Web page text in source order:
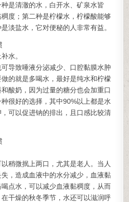
是清澈的水，白开水、矿泉水皆
度；第二种是柠檬水，柠檬酸能够
淡盐水，它对便秘的人非常有益。
水。
导致唾液分泌减少、口腔黏膜水肿
的就是多喝水，最好是纯水和柠檬
酸奶，因为过量的糖分也会加重口
很好的选择，其中90%以上都是水
可以促进钠的排出，且口感比较清
稍微抿上两口，尤其是老人。当人
，造成血液中的水分减少，血液黏
点水，可以减少血液黏稠度，从而
干燥的秋冬季节，水还可以滋润呼